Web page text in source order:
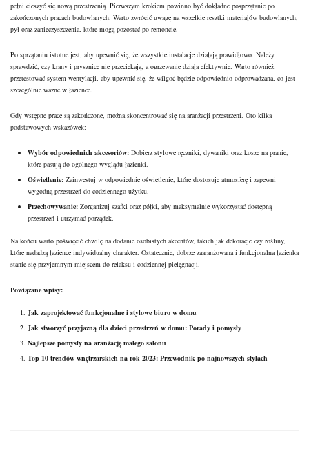
pełni cieszyć się nową przestrzenią. Pierwszym krokiem powinno być dokładne posprzątanie po
zakończonych pracach budowlanych. Warto zwrócić uwagę na wszelkie resztki materiałów budowlanych,
pył oraz zanieczyszczenia, które mogą pozostać po remoncie.
Po sprzątaniu istotne jest, aby upewnić się, że wszystkie instalacje działają prawidłowo. Należy
sprawdzić, czy krany i prysznice nie przeciekają, a ogrzewanie działa efektywnie. Warto również
przetestować system wentylacji, aby upewnić się, że wilgoć będzie odpowiednio odprowadzana, co jest
szczególnie ważne w łazience.
Gdy wstępne prace są zakończone, można skoncentrować się na aranżacji przestrzeni. Oto kilka
podstawowych wskazówek:
Wybór odpowiednich akcesoriów: Dobierz stylowe ręczniki, dywaniki oraz kosze na pranie,
które pasują do ogólnego wyglądu łazienki.
Oświetlenie: Zainwestuj w odpowiednie oświetlenie, które dostosuje atmosferę i zapewni
wygodną przestrzeń do codziennego użytku.
Przechowywanie: Zorganizuj szafki oraz półki, aby maksymalnie wykorzystać dostępną
przestrzeń i utrzymać porządek.
Na końcu warto poświęcić chwilę na dodanie osobistych akcentów, takich jak dekoracje czy rośliny,
które nadadzą łazience indywidualny charakter. Ostatecznie, dobrze zaaranżowana i funkcjonalna łazienka
stanie się przyjemnym miejscem do relaksu i codziennej pielęgnacji.
Powiązane wpisy:
Jak zaprojektować funkcjonalne i stylowe biuro w domu
Jak stworzyć przyjazną dla dzieci przestrzeń w domu: Porady i pomysły
Najlepsze pomysły na aranżację małego salonu
Top 10 trendów wnętrzarskich na rok 2023: Przewodnik po najnowszych stylach